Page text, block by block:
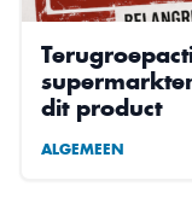
dit product
ALGEMEEN